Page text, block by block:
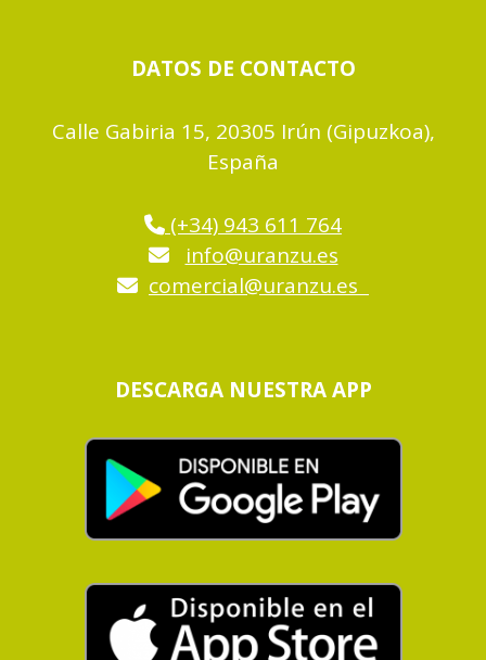
DATOS DE CONTACTO
Calle Gabiria 15, 20305 Irún (Gipuzkoa),
España
(+34) 943 611 764
info@uranzu.es
comercial@uranzu.es
DESCARGA NUESTRA APP